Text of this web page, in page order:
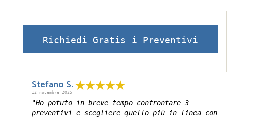
Richiedi Gratis i Preventivi
Stefano S.
12 novembre 2025
"Ho potuto in breve tempo confrontare 3
preventivi e scegliere quello più in linea con